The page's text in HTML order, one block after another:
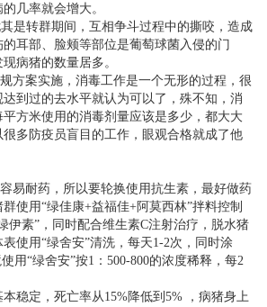
几率就会增大。
转群期间，互相争斗过程中的撕咬，造成
耳部、脸颊等部位是葡萄球菌入侵的门
病猪的数量居多。
案实施，消毒工作是一个无形的过程，很
到过的去水平就认为可以了，殊不知，消
方米使用的消毒剂量应该是多少，都大大
多防疫员盲目的工作，眼观合格就成了他
耐药，所以要轮换使用抗生素，最好做药
使用“绿佳康+益福佳+阿莫西林”拌料控制
伊素”，同时配合维生素C注射治疗，脱水猪
使用“绿舍安”清洗，每天1-2次，同时涂
用“绿舍安”按1：500-800的浓度稀释，每2
稳定，死亡率从15%降低到5% ，病猪身上